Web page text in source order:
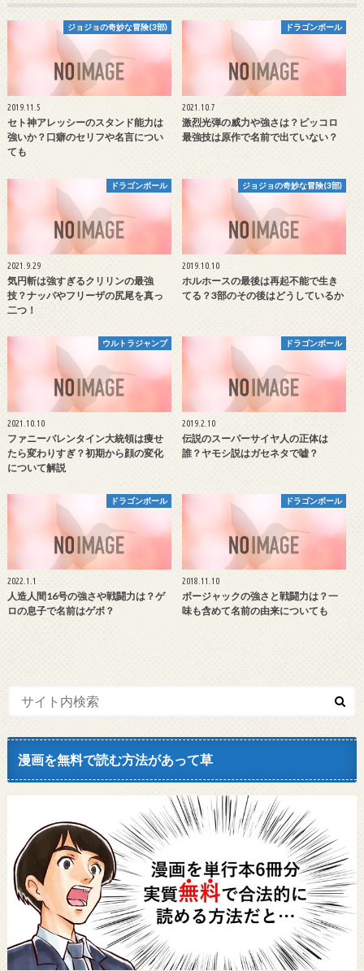
ジョジョの奇妙な冒険(3部)
2019.11.5
セト神アレッシーのスタンド能力は
強いか？口癖のセリフや名言につい
ても
ドラゴンボール
2021.10.7
激烈光弾の威力や強さは？ピッコロ
最強技は原作で名前で出ていない？
ドラゴンボール
2021.9.29
気円斬は強すぎるクリリンの最強
技？ナッパやフリーザの尻尾を真っ
二つ！
ジョジョの奇妙な冒険(3部)
2019.10.10
ホルホースの最後は再起不能で生き
てる？3部のその後はどうしているか
ウルトラジャンプ
2021.10.10
ファニーバレンタイン大統領は痩せ
たら変わりすぎ？初期から顔の変化
について解説
ドラゴンボール
2019.2.10
伝説のスーパーサイヤ人の正体は
誰？ヤモシ説はガセネタで嘘？
ドラゴンボール
2022.1.1
人造人間16号の強さや戦闘力は？ゲ
ロの息子で名前はゲボ？
ドラゴンボール
2018.11.10
ボージャックの強さと戦闘力は？一
味も含めて名前の由来についても
漫画を無料で読む方法があって草